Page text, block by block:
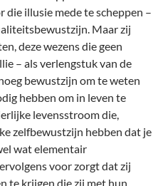
illusie mede te scheppen –
Maar zij
deze wezens die geen
– als verlengstuk van de
bewustzijn om te weten
hebben om in leven te
levensstroom die,
zelfbewustzijn hebben dat je
wat elementair
voor zorgt dat zij
te krijgen die zij met hun